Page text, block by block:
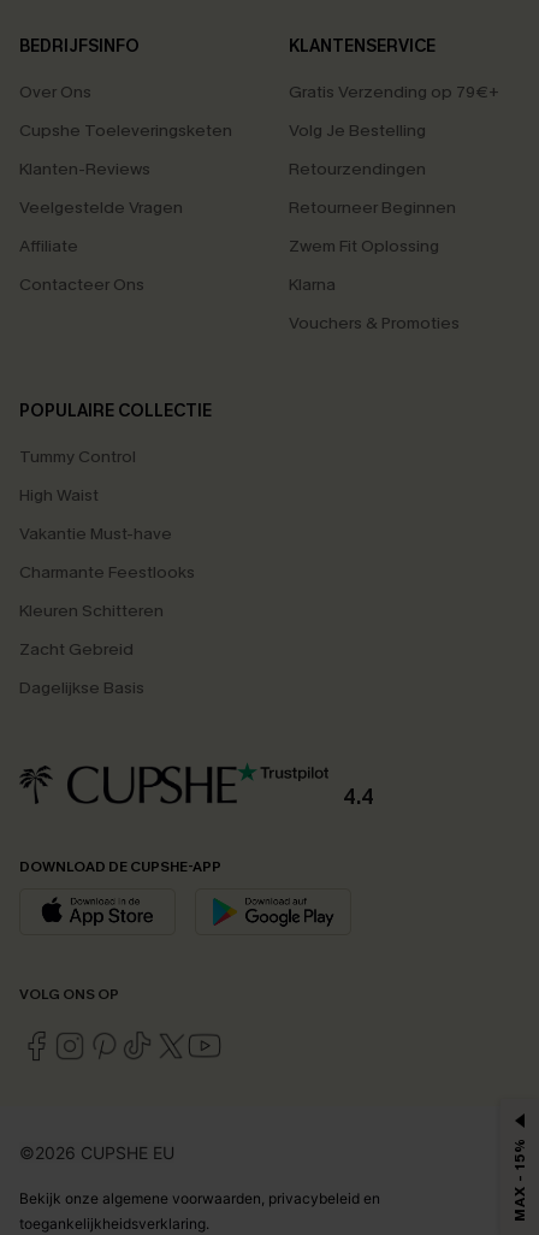
BEDRIJFSINFO
Over Ons
Cupshe Toeleveringsketen
Klanten-Reviews
Veelgestelde Vragen
Affiliate
Contacteer Ons
KLANTENSERVICE
Gratis Verzending op 79€+
Volg Je Bestelling
Retourzendingen
Retourneer Beginnen
Zwem Fit Oplossing
Klarna
Vouchers & Promoties
POPULAIRE COLLECTIE
Tummy Control
High Waist
Vakantie Must-have
Charmante Feestlooks
Kleuren Schitteren
Zacht Gebreid
Dagelijkse Basis
4.4
DOWNLOAD DE CUPSHE-APP
VOLG ONS OP
©2026 CUPSHE EU
Bekijk onze algemene voorwaarden privacybeleid en
toegankelijkheidsverklaring
MAX - 15%